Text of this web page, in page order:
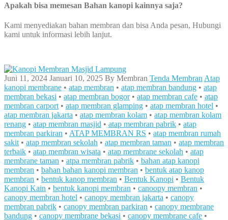
Apakah bisa memesan Bahan kanopi kainnya saja?
Kami menyediakan bahan membran dan bisa Anda pesan, Hubungi
kami untuk informasi lebih lanjut.
Juni 11, 2024 Januari 10, 2025 By Membran Tenda Membran Atap
kanopi membrane • atap membran • atap membran bandung • atap
membran bekasi • atap membran bogor• atap membran cafe • atap
membran carport • atap membran glamping • atap membran hotel •
atap membran jakarta • atap membran kolam • atap membran kolam
renang • atap membran masjid • atap membran pabrik • atap
membran parkiran • ATAP MEMBRAN RS • atap membran rumah
sakit • atap membran sekolah • atap membran taman • atap membran
terbaik • atap membran wisata • atap membrane sekolah • atap
membrane taman • atpa membran pabrik • bahan atap kanopi
membran • bahan bahan kanopi membran • bentuk atap kanop
membran • bentuk kanop membran • Bentuk Kanopi • Bentuk
Kanopi Kain • bentuk kanopi membran • canoopy membran •
canopy membran hotel • canopy membran jakarta • canopy
membran pabrik • canopy membran parkiran • canopy membrane
bandung • canopy membrane bekasi • canopy membrane cafe •